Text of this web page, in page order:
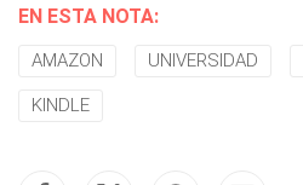
EN ESTA NOTA:
AMAZON UNIVERSIDAD
KINDLE